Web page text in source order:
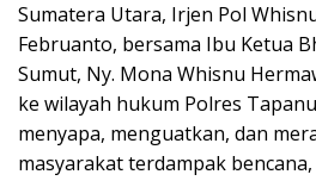
Sumatera Utara, Irjen Pol
Februanto, bersama Ibu Ketua
Sumut, Ny. Mona Whisnu
ke wilayah hukum Polres
menyapa, menguatkan, dan
masyarakat terdampak